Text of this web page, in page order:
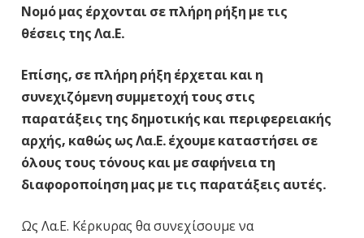
Νομό μας έρχονται σε πλήρη ρήξη με τις
θέσεις της Λα.Ε.
Επίσης, σε πλήρη ρήξη έρχεται και η
συνεχιζόμενη συμμετοχή τους στις
παρατάξεις της δημοτικής και περιφερειακής
αρχής, καθώς ως Λα.Ε. έχουμε καταστήσει σε
όλους τους τόνους και με σαφήνεια τη
διαφοροποίηση μας με τις παρατάξεις αυτές.
Ως Λα.Ε. Κέρκυρας θα συνεχίσουμε να